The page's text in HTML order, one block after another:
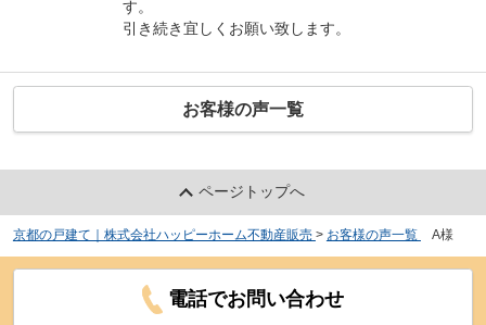
す。
引き続き宜しくお願い致します。
お客様の声一覧
ページトップへ
京都の戸建て｜株式会社ハッピーホーム不動産販売 > お客様の声一覧 A様
電話でお問い合わせ